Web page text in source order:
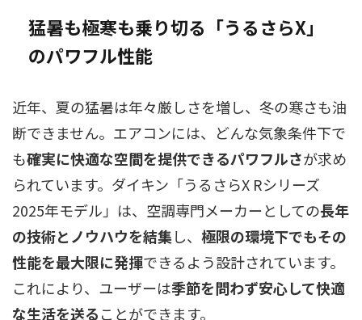
猛暑も極寒も乗り切る「うるさらX」
のパワフル性能
近年、夏の猛暑は年々厳しさを増し、冬の寒さも油
断できません。エアコンには、どんな気象条件下で
も確実に快適な空間を提供できるパワフルさが求め
られています。ダイキン「うるさらX Rシリーズ
2025年モデル」は、空調専門メーカーとしての長年
の技術とノウハウを結集し、 極限の環境下でもその
性能を最大限に発揮できるよう設計されています。
これにより、ユーザーは季節を問わず安心して快適
な生活を送ることができます。